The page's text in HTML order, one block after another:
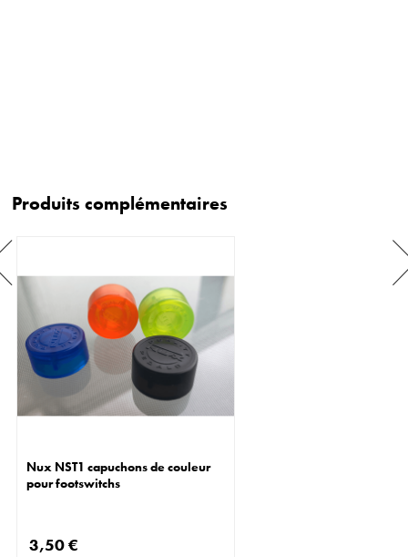
Produits complémentaires
Nux NST1 capuchons de couleur
pour footswitchs
3,50 €